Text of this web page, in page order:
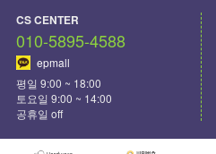
CS CENTER
010-5895-4588
epmall
평일 9:00 ~ 18:00
토요일 9:00 ~ 14:00
공휴일 off